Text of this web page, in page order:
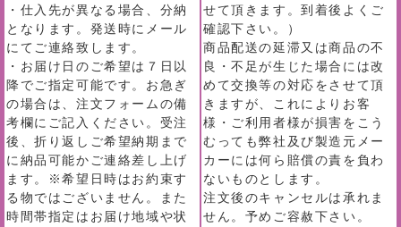
・仕入先が異なる場合、分納
となります。発送時にメール
にてご連絡致します。
・お届け日のご希望は７日以
降でご指定可能です。お急ぎ
の場合は、注文フォームの備
考欄にご記入ください。受注
後、折り返しご希望納期まで
に納品可能かご連絡差し上げ
ます。※希望日時はお約束す
る物ではございません。また
時間帯指定はお届け地域や状
せて頂きます。到着後よくご
確認下さい。）
商品配送の延滞又は商品の不
良・不足が生じた場合には改
めて交換等の対応をさせて頂
きますが、これによりお客
様・ご利用者様が損害をこう
むっても弊社及び製造元メー
カーには何ら賠償の責を負わ
ないものとします。
注文後のキャンセルは承れま
せん。予めご容赦下さい。